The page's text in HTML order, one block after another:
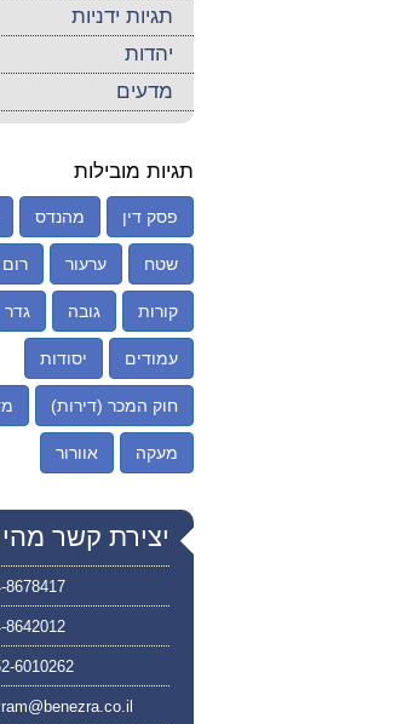
תגיות ידניות
יהדות
מדעים
תגיות מובילות
פסק דין מהנדס
שטח ערעור
קורות גובה גדר
עמודים יסודות
חוק המכר (דירות)
מעקה אוורור
יצירת קשר
8678417
8642012
6010262